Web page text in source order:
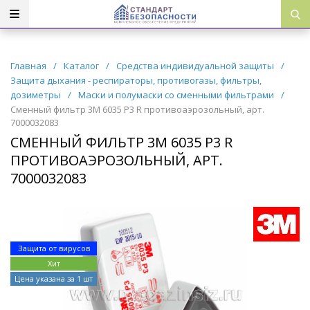
Главная / Каталог / Средства индивидуальной защиты
/
Защита дыхания - респираторы, противогазы, фильтры,
дозиметры
/ Маски и полумаски со сменными фильтрами
/
Сменный фильтр 3М 6035 P3 R противоаэрозольный, арт.
7000032083
СМЕННЫЙ ФИЛЬТР 3М 6035 P3 R
ПРОТИВОАЭРОЗОЛЬНЫЙ, АРТ.
7000032083
Защита от вирусов
Хит
Цена указана за 1 шт